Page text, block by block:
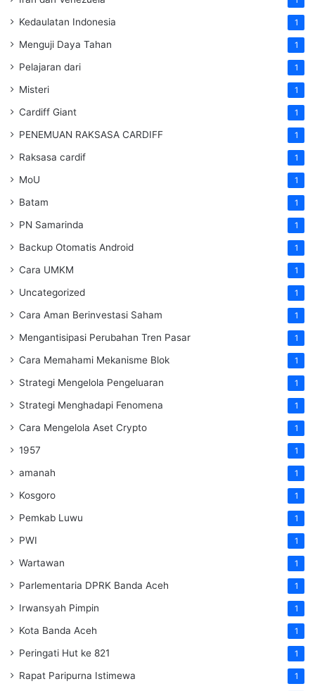
Kedaulatan Indonesia 1
Menguji Daya Tahan 1
Pelajaran dari 1
Misteri 1
Cardiff Giant 1
PENEMUAN RAKSASA CARDIFF 1
Raksasa cardif 1
MoU 1
Batam 1
PN Samarinda 1
Backup Otomatis Android 1
Cara UMKM 1
Uncategorized 1
Cara Aman Berinvestasi Saham 1
Mengantisipasi Perubahan Tren Pasar 1
Cara Memahami Mekanisme Blok 1
Strategi Mengelola Pengeluaran 1
Strategi Menghadapi Fenomena 1
Cara Mengelola Aset Crypto 1
1957 1
amanah 1
Kosgoro 1
Pemkab Luwu 1
PWI 1
Wartawan 1
Parlementaria DPRK Banda Aceh 1
Irwansyah Pimpin 1
Kota Banda Aceh 1
Peringati Hut ke 821 1
Rapat Paripurna Istimewa 1